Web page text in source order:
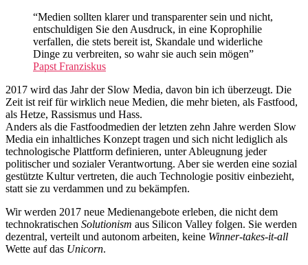
“Medien sollten klarer und transparenter sein und nicht,
entschuldigen Sie den Ausdruck, in eine Koprophilie
verfallen, die stets bereit ist, Skandale und widerliche
Dinge zu verbreiten, so wahr sie auch sein mögen”
Papst Franziskus
2017 wird das Jahr der Slow Media, davon bin ich überzeugt. Die
Zeit ist reif für wirklich neue Medien, die mehr bieten, als Fastfood,
als Hetze, Rassismus und Hass.
Anders als die Fastfoodmedien der letzten zehn Jahre werden Slow
Media ein inhaltliches Konzept tragen und sich nicht lediglich als
technologische Plattform definieren, unter Ableugnung jeder
politischer und sozialer Verantwortung. Aber sie werden eine sozial
gestützte Kultur vertreten, die auch Technologie positiv einbezieht,
statt sie zu verdammen und zu bekämpfen.
Wir werden 2017 neue Medienangebote erleben, die nicht dem
technokratischen Solutionism aus Silicon Valley folgen. Sie werden
dezentral, verteilt und autonom arbeiten, keine Winner-takes-it-all
Wette auf das Unicorn.